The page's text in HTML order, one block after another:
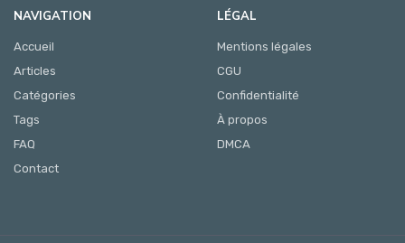
NAVIGATION
Accueil
Articles
Catégories
Tags
FAQ
Contact
LÉGAL
Mentions légales
CGU
Confidentialité
À propos
DMCA